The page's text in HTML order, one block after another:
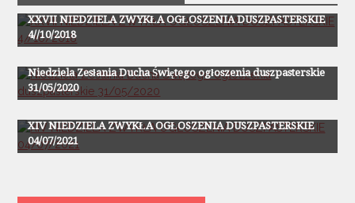
XXVII NIEDZIELA ZWYKŁA OGŁOSZENIA DUSZPASTERSKIE
4//10/2018
Ogłoszenia
Niedziela Zesłania Ducha Świętego ogłoszenia duszpasterskie
31/05/2020
Ogłoszenia
XIV NIEDZIELA ZWYKŁA OGŁOSZENIA DUSZPASTERSKIE
04/07/2021